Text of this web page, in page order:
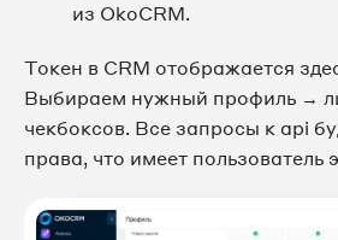
из OkoCRM.
Токен в CRM отображается
Выбираем нужный профиль →
чекбоксов. Все запросы к api
права, что имеет пользователь